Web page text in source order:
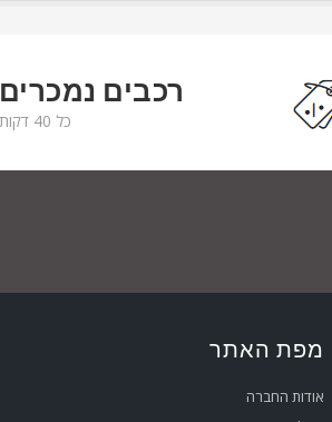
רכבים נמכרים
כל 40 דקות
מפת האתר
אודות החברה